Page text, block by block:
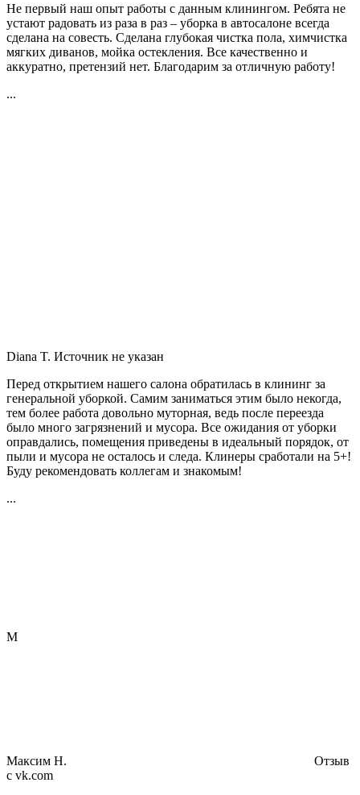
Не первый наш опыт работы с данным клинингом. Ребята не
устают радовать из раза в раз – уборка в автосалоне всегда
сделана на совесть. Сделана глубокая чистка пола, химчистка
мягких диванов, мойка остекления. Все качественно и
аккуратно, претензий нет. Благодарим за отличную работу!
...
Diana T. Источник не указан
Перед открытием нашего салона обратилась в клининг за
генеральной уборкой. Самим заниматься этим было некогда,
тем более работа довольно муторная, ведь после переезда
было много загрязнений и мусора. Все ожидания от уборки
оправдались, помещения приведены в идеальный порядок, от
пыли и мусора не осталось и следа. Клинеры сработали на 5+!
Буду рекомендовать коллегам и знакомым!
...
М
Максим Н.
Отзыв
с vk.com